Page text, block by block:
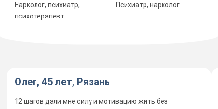
Нарколог, психиатр,
психотерапевт
Психиатр, нарколог
Олег, 45 лет, Рязань
12 шагов дали мне силу и мотивацию жить без